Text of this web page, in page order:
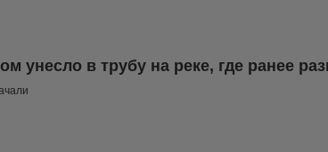
унесло в трубу на реке, где ранее